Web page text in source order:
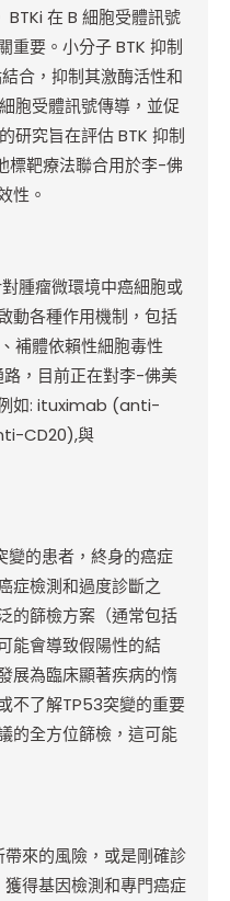
在 B 細胞受體訊號
重要。小分子 BTK 抑制
合，抑制其激酶活性和
胞受體訊號傳導，並促
研究旨在評估 BTK 抑制
靶療法聯合用於李-佛
性。
腫瘤微環境中癌細胞或
動各種作用機制，包括
補體依賴性細胞毒性
，目前正在對李-佛美
如: ituximab (anti-
CD20),與
變的患者，終身的癌症
症檢測和過度診斷之
的篩檢方案（通常包括
能會導致假陽性的結
展為臨床顯著疾病的惰
不了解TP53突變的重要
的全方位篩檢，這可能
來的風險，或是剛確診
得基因檢測和專門癌症